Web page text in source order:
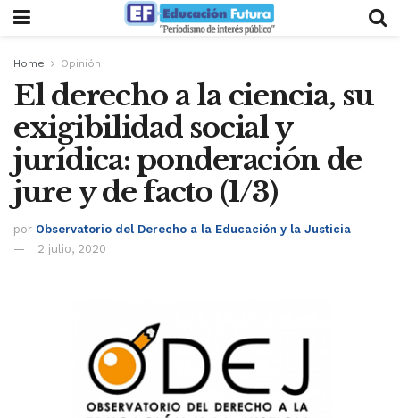
Home Opinión
El derecho a la ciencia, su
exigibilidad social y
jurídica: ponderación de
jure y de facto (1/3)
por Observatorio del Derecho a la Educación y la Justicia
2 julio, 2020